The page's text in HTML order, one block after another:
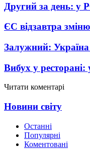
Другий за день: у
ЄС відзавтра
Залужний:
Вибух у
Читати коментарі
Новини світу
Останні
Популярні
Коментовані